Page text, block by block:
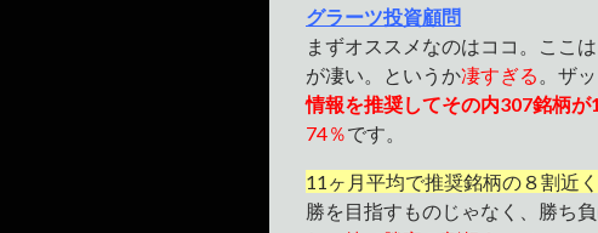
グラーツ投資顧問
まずオススメなのはココ。ここ
が凄い。というか凄すぎる 。ザ
情報を推奨してその内307銘柄
74％です。
11ヶ月平均で推奨銘柄の８割近
勝を目指すものじゃなく、勝ち